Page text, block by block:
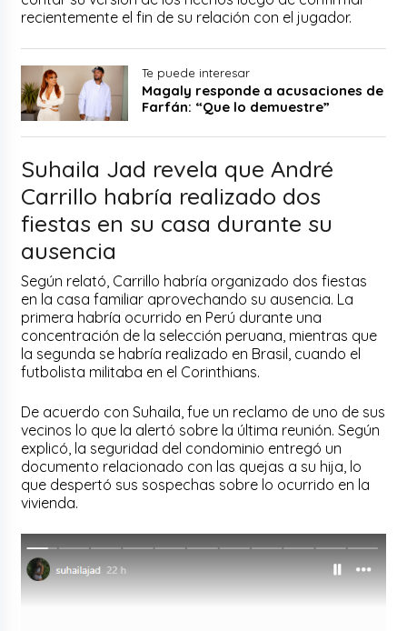
recientemente el fin de su relación con el jugador.
Te puede interesar
Magaly responde a acusaciones de
Farfán: “Que lo demuestre”
Suhaila Jad revela que André
Carrillo habría realizado dos
fiestas en su casa durante su
ausencia
Según relató, Carrillo habría organizado dos fiestas
en la casa familiar aprovechando su ausencia. La
primera habría ocurrido en Perú durante una
concentración de la selección peruana, mientras que
la segunda se habría realizado en Brasil, cuando el
futbolista militaba en el Corinthians.
De acuerdo con Suhaila, fue un reclamo de uno de sus
vecinos lo que la alertó sobre la última reunión. Según
explicó, la seguridad del condominio entregó un
documento relacionado con las quejas a su hija, lo
que despertó sus sospechas sobre lo ocurrido en la
vivienda.